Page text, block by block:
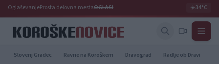
OglaševanjeProsta delovna mestaOGLASI ☀️34°C
Slovenj Gradec Ravne na Koroškem Dravograd Radlje ob Dravi